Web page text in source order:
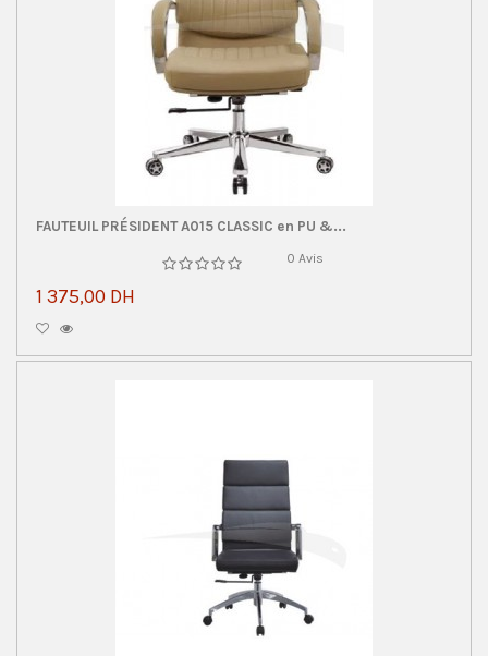
FAUTEUIL PRÉSIDENT A015 CLASSIC en PU &...
0 Avis
1 375,00 DH